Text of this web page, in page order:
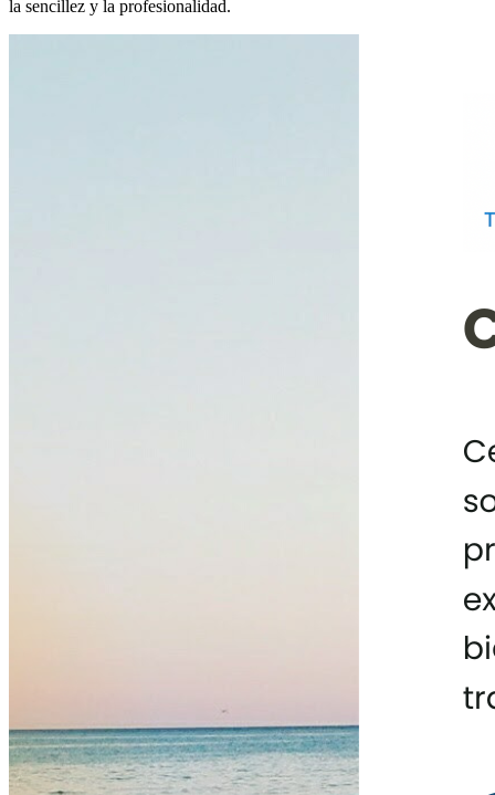
la sencillez y la profesionalidad.